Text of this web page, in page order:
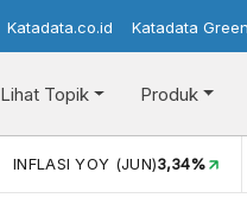
Katadata.co.id Katadata Green
Lihat Topik Produk
INFLASI YOY (JUN)3,34%